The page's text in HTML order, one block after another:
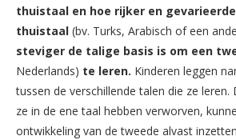
thuistaal en hoe rijker en
thuistaal (bv. Turks, Arabisch of een
steviger de talige basis is om een
Nederlands) te leren. Kinderen leggen
tussen de verschillende talen die ze leren.
ze in de ene taal hebben verworven,
ontwikkeling van de tweede alvast